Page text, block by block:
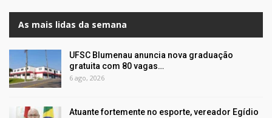
As mais lidas da semana
UFSC Blumenau anuncia nova graduação
gratuita com 80 vagas…
6 ago, 2026
Atuante fortemente no esporte, vereador Egídio